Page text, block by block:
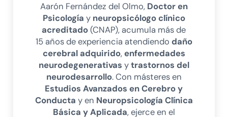
Aarón Fernández del Olmo, Doctor en
Psicología y neuropsicólogo clínico
acreditado(CNAP), acumula más de
15 años de experiencia atendiendo daño
cerebral adquirido, enfermedades
neurodegenerativas ytrastornos del
neurodesarrollo. Con másteres en
Estudios Avanzados en Cerebro y
Conducta y en Neuropsicología Clínica
Básica y Aplicada, ejerce en el